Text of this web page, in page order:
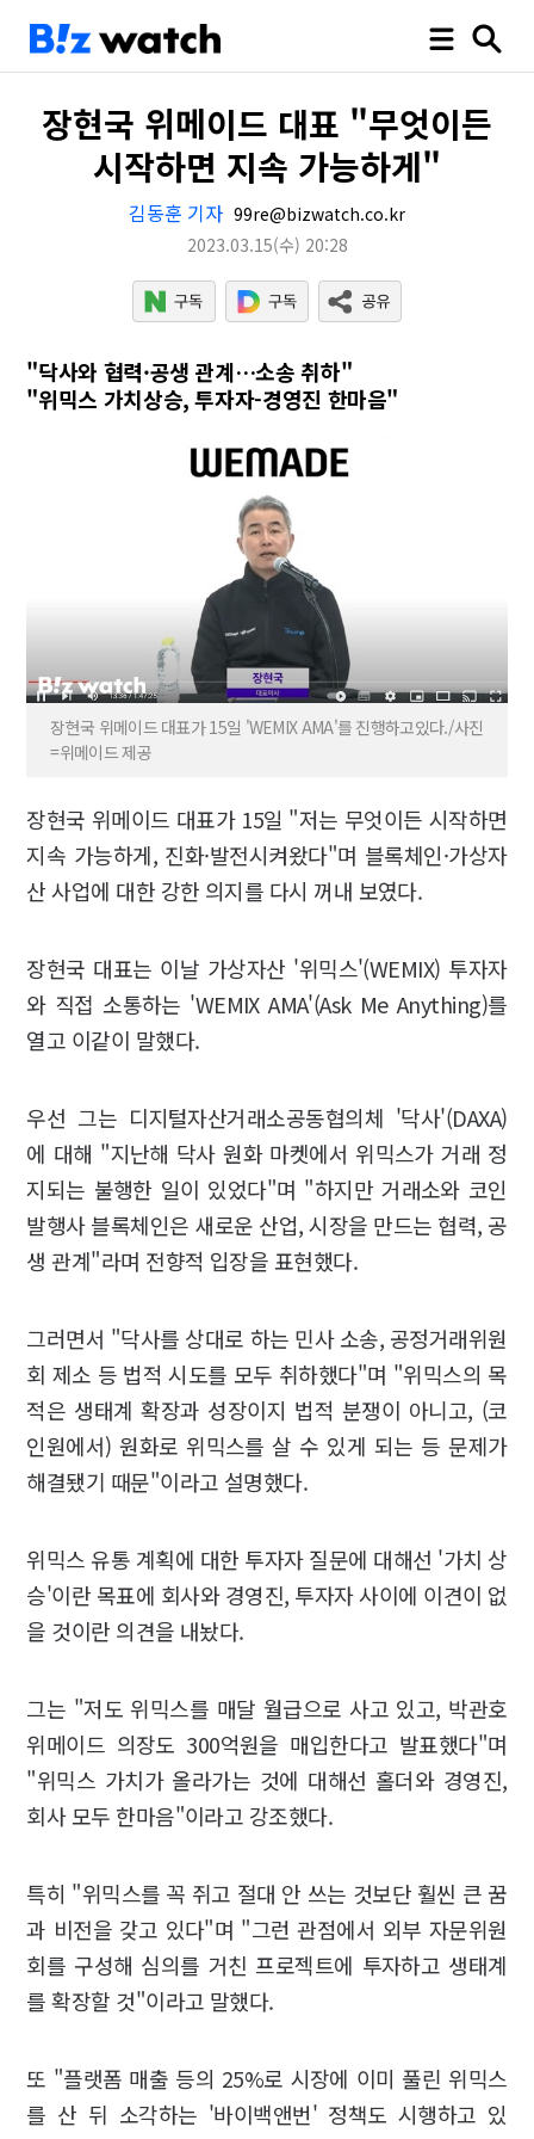
장현국 위메이드 대표 "무엇이든
시작하면 지속 가능하게"
김동훈 기자 99re@bizwatch.co.kr
2023.03.15(수) 20:28
"닥사와 협력·공생 관계…소송 취하"
"위믹스 가치상승, 투자자-경영진 한마음"
장현국 위메이드 대표가 15일 'WEMIX AMA'를 진행하고있다./사진
=위메이드 제공
장현국 위메이드 대표가 15일 "저는 무엇이든 시작하면
지속 가능하게, 진화·발전시켜왔다"며 블록체인·가상자
산 사업에 대한 강한 의지를 다시 꺼내 보였다.
장현국 대표는 이날 가상자산 '위믹스'(WEMIX) 투자자
와 직접 소통하는 'WEMIX AMA'(Ask Me Anything)를
열고 이같이 말했다.
우선 그는 디지털자산거래소공동협의체 '닥사'(DAXA)
에 대해 "지난해 닥사 원화 마켓에서 위믹스가 거래 정
지되는 불행한 일이 있었다"며 "하지만 거래소와 코인
발행사 블록체인은 새로운 산업, 시장을 만드는 협력, 공
생 관계"라며 전향적 입장을 표현했다.
그러면서 "닥사를 상대로 하는 민사 소송, 공정거래위원
회 제소 등 법적 시도를 모두 취하했다"며 "위믹스의 목
적은 생태계 확장과 성장이지 법적 분쟁이 아니고, (코
인원에서) 원화로 위믹스를 살 수 있게 되는 등 문제가
해결됐기 때문"이라고 설명했다.
위믹스 유통 계획에 대한 투자자 질문에 대해선 '가치 상
승'이란 목표에 회사와 경영진, 투자자 사이에 이견이 없
을 것이란 의견을 내놨다.
그는 "저도 위믹스를 매달 월급으로 사고 있고, 박관호
위메이드 의장도 300억원을 매입한다고 발표했다"며
"위믹스 가치가 올라가는 것에 대해선 홀더와 경영진,
회사 모두 한마음"이라고 강조했다.
특히 "위믹스를 꼭 쥐고 절대 안 쓰는 것보단 훨씬 큰 꿈
과 비전을 갖고 있다"며 "그런 관점에서 외부 자문위원
회를 구성해 심의를 거친 프로젝트에 투자하고 생태계
를 확장할 것"이라고 말했다.
또 "플랫폼 매출 등의 25%로 시장에 이미 풀린 위믹스
를 산 뒤 소각하는 '바이백앤번' 정책도 시행하고 있